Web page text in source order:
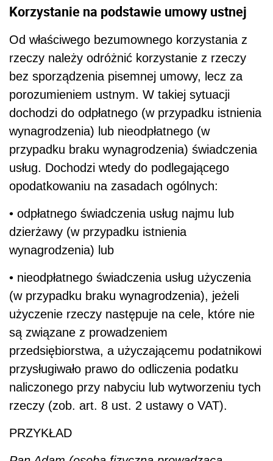
Korzystanie na podstawie umowy ustnej
Od właściwego bezumownego korzystania z
rzeczy należy odróżnić korzystanie z rzeczy
bez sporządzenia pisemnej umowy, lecz za
porozumieniem ustnym. W takiej sytuacji
dochodzi do odpłatnego (w przypadku istnienia
wynagrodzenia) lub nieodpłatnego (w
przypadku braku wynagrodzenia) świadczenia
usług. Dochodzi wtedy do podlegającego
opodatkowaniu na zasadach ogólnych:
• odpłatnego świadczenia usług najmu lub
dzierżawy (w przypadku istnienia
wynagrodzenia) lub
• nieodpłatnego świadczenia usług użyczenia
(w przypadku braku wynagrodzenia), jeżeli
użyczenie rzeczy następuje na cele, które nie
są związane z prowadzeniem
przedsiębiorstwa, a użyczającemu podatnikowi
przysługiwało prawo do odliczenia podatku
naliczonego przy nabyciu lub wytworzeniu tych
rzeczy (zob. art. 8 ust. 2 ustawy o VAT).
PRZYKŁAD